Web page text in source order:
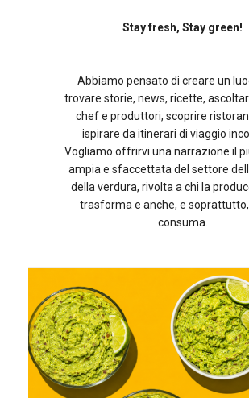
Stay fresh, Stay green!
Abbiamo pensato di creare un
trovare storie, news, ricette,
chef e produttori, scoprire
ispirare da itinerari di viaggio
Vogliamo offrirvi una narrazione il
ampia e sfaccettata del settore
della verdura, rivolta a chi la
trasforma e anche, e soprattutto,
consuma.